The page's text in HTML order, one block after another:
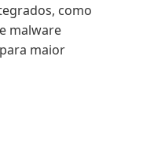
como
malware
maior